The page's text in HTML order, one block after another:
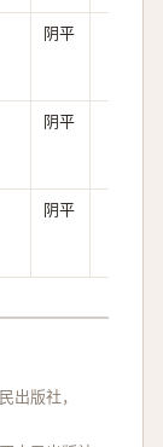
阴平
阴平
阴平
出版社，